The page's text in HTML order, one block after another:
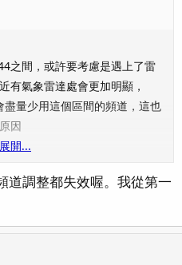
之間，或許要考慮是遇上了雷
有氣象雷達處會更加明顯，
量少用這個區間的頻道，這也
因
開...
道調整都失效喔。我從第一